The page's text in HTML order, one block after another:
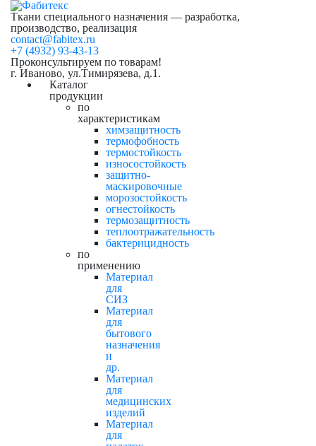
Ткани специального назначения — разработка,
производство, реализация
contact@fabitex.ru
+7 (4932) 93-43-13
Проконсультируем по товарам!
г. Иваново, ул.Тимирязева, д.1.
Каталог
продукции
по
характеристикам
химзащитность
термофобность
термостойкость
износостойкость
защитно-
маскировочные
морозостойкость
огнестойкость
термозащитность
теплоотражательность
бактерицидность
по
применению
Материал
для
СИЗ
Материал
для
бытового
назначения
и
др.
Материал
для
медицинских
изделий
Материал
для